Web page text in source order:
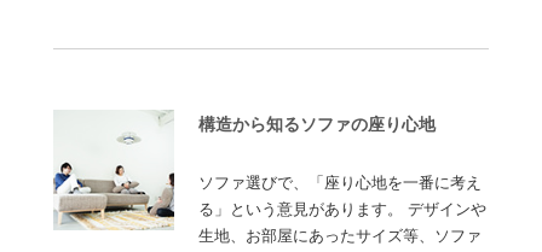
構造から知るソファの座り心地
ソファ選びで、「座り心地を一番に考え
る」という意見があります。 デザインや
生地、お部屋にあったサイズ等、ソファ